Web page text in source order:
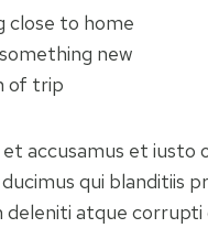
close to home
new
of trip
accusamus et iusto
qui blanditiis
atque corrupti